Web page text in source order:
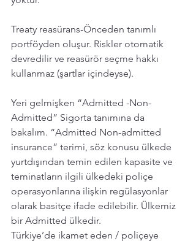
Treaty reasürans-Önceden tanımlı
portföyden oluşur. Riskler otomatik
devredilir ve reasürör seçme hakkı
kullanmaz (şartlar içindeyse).
Yeri gelmişken “Admitted -Non-
Admitted” Sigorta tanımına da
bakalım. “Admitted Non-admitted
insurance” terimi, söz konusu ülkede
yurtdışından temin edilen kapasite ve
teminatların ilgili ülkedeki poliçe
operasyonlarına ilişkin regülasyonlar
olarak basitçe ifade edilebilir. Ülkemiz
bir Admitted ülkedir.
Türkiye’de ikamet eden / poliçeye